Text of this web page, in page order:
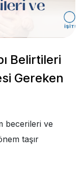
Belirtileri
Gereken
becerileri ve
taşır